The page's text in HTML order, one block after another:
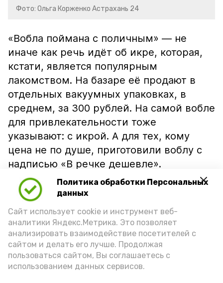
Политика обработки Персональных
данных
Сайт использует cookie и инструмент веб-
аналитики Яндекс.Метрика. Это позволяет
анализировать взаимодействие посетителей с
сайтом и делать его лучше. Продолжая
пользоваться сайтом, Вы соглашаетесь с
использованием данных сервисов.
Фото: Ольга Корженко Астрахань 24
«Вобла поймана с поличным» — не
иначе как речь идёт об икре, которая,
кстати, является популярным
лакомством. На базаре её продают в
отдельных вакуумных упаковках, в
среднем, за 300 рублей. На самой вобле
для привлекательности тоже
указывают: с икрой. А для тех, кому
цена не по душе, приготовили воблу с
надписью «В речке дешевле».